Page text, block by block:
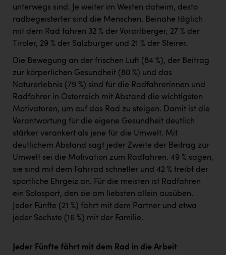
unterwegs sind. Je weiter im Westen daheim, desto
radbegeisterter sind die Menschen. Beinahe täglich
mit dem Rad fahren 32 % der Vorarlberger, 27 % der
Tiroler, 29 % der Salzburger und 21 % der Steirer.
Die Bewegung an der frischen Luft (84 %), der Beitrag
zur körperlichen Gesundheit (80 %) und das
Naturerlebnis (79 %) sind für die Radfahrerinnen und
Radfahrer in Österreich mit Abstand die wichtigsten
Motivatoren, um auf das Rad zu steigen. Damit ist die
Verantwortung für die eigene Gesundheit deutlich
stärker verankert als jene für die Umwelt. Mit
deutlichem Abstand sagt jeder Zweite der Beitrag zur
Umwelt sei die Motivation zum Radfahren. 49 % sagen,
sie sind mit dem Fahrrad schneller und 42 % treibt der
sportliche Ehrgeiz an. Für die meisten ist Radfahren
ein Solosport, den sie am liebsten allein ausüben.
Jeder Fünfte (21 %) fährt mit dem Partner und etwa
jeder Sechste (16 %) mit der Familie.
Jeder Fünfte fährt mit dem Rad in die Arbeit